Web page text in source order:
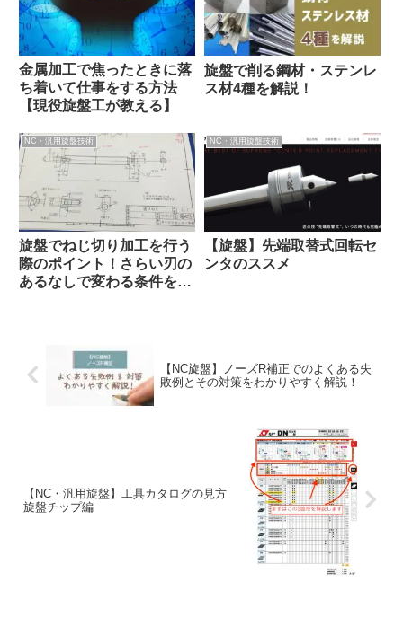
金属加工で焦ったときに落
ち着いて仕事をする方法
【現役旋盤工が教える】
旋盤で削る鋼材・ステンレ
ス材4種を解説！
NC・汎用旋盤技術
旋盤でねじ切り加工を行う
際のポイント！さらい刃の
あるなしで変わる条件を押
NC・汎用旋盤技術
【旋盤】先端取替式回転セ
ンタのススメ
【NC旋盤】ノーズR補正でのよくある失
敗例とその対策をわかりやすく解説！
【NC・汎用旋盤】工具カタログの見方
旋盤チップ編